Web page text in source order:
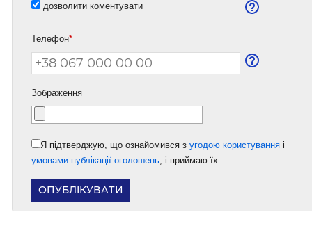
дозволити коментувати
Телефон*
Зображення
Я підтверджую, що ознайомився з угодою користування і
умовами публікації оголошень , і приймаю їх.